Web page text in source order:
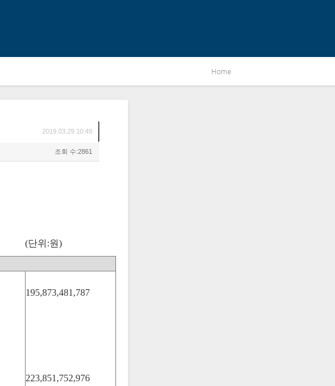
Home
2019.03.29 10:49
조회 수:2861
(단위:원)
195,873,481,787
223,851,752,976